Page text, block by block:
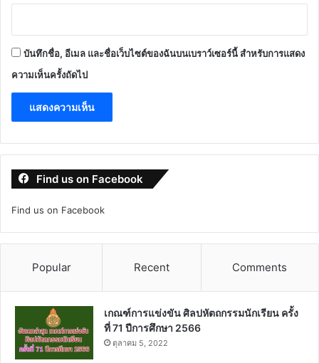
บันทึกชื่อ, อีเมล และชื่อเว็บไซต์ของฉันบนเบราว์เซอร์นี้ สำหรับการแสดง
ความเห็นครั้งถัดไป
Find us on Facebook
Find us on Facebook
Popular Recent Comments
เกณฑ์การแข่งขัน ศิลปหัตถกรรมนักเรียน ครั้ง
ที่ 71 ปีการศึกษา 2566
ตุลาคม 5, 2022